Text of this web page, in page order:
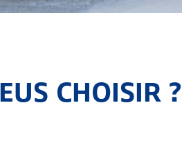
CHOISIR ?